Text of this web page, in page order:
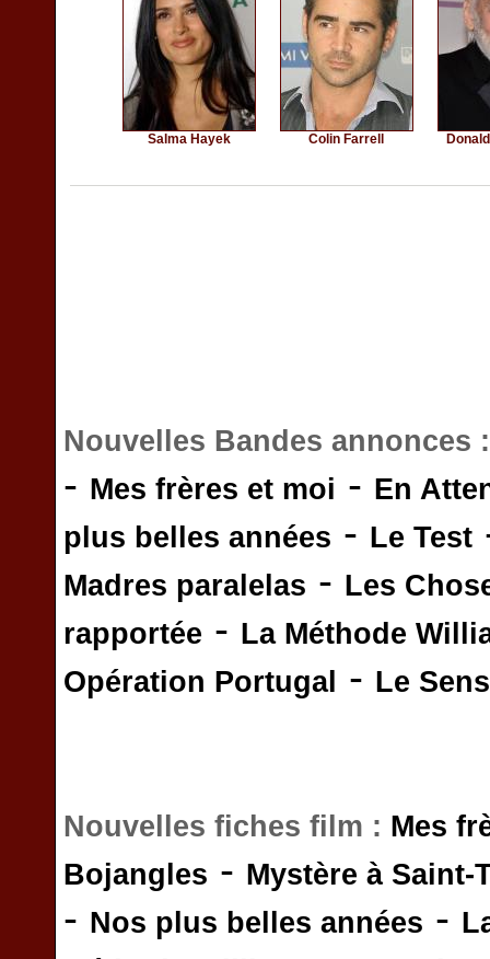
Salma Hayek Colin Farrell
Nouvelles Bandes annonces
- Mes frères et moi - En
plus belles années - Le Test
Madres paralelas - Les
rapportée - La Méthode
Opération Portugal
- Le
Nouvelles fiches film : Mes
Bojangles - Mystère à Saint-
- Nos plus belles années -